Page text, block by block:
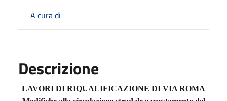
A cura di
Descrizione
LAVORI DI RIQUALIFICAZIONE DI VIA ROMA